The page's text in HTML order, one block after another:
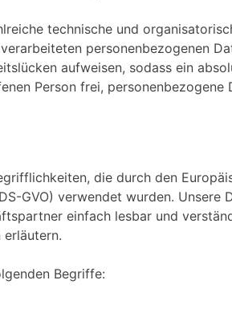
technische und
personenbezogenen
aufweisen, sodass ein
Person frei, personenbezogene
die durch den
GVO) verwendet wurden. Unsere
einfach lesbar und
Begriffe: